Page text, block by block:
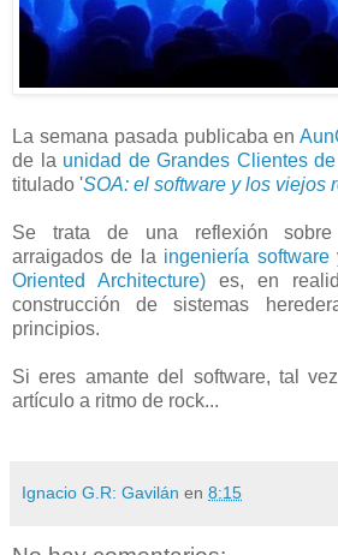
La semana pasada publicaba en
de la unidad de Grandes Clientes
titulado 'SOA: el software y los viejos
Se trata de una reflexión
arraigados de la ingeniería software
Oriented Architecture) es, en
construcción de sistemas
principios.
Si eres amante del software, tal
artículo a ritmo de rock...
Ignacio G.R: Gavilán en 8:15